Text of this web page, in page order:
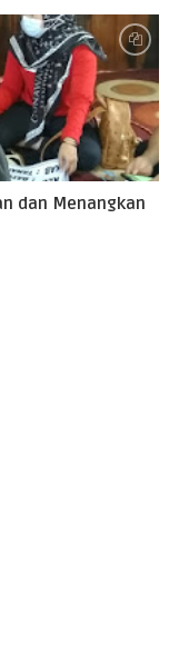
dan Menangkan